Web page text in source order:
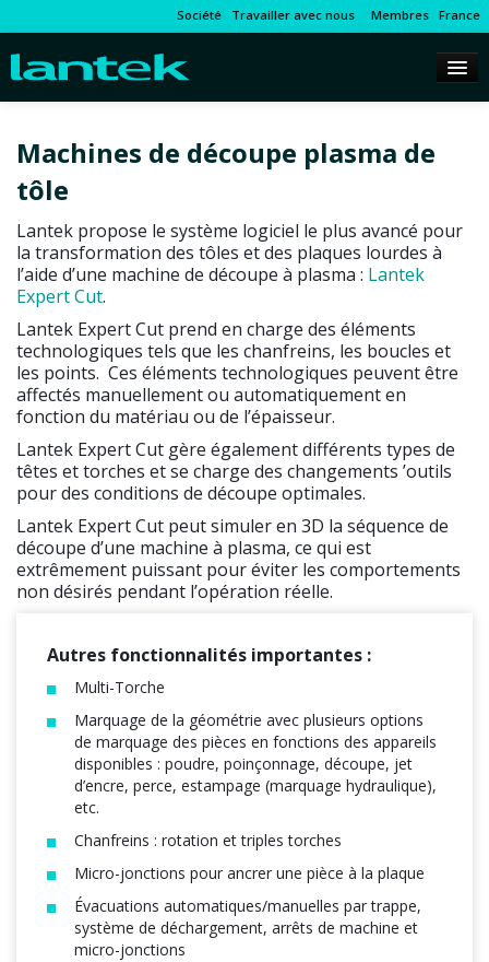
Société Travailler avec nous Membres France
Machines de découpe plasma de
tôle
Lantek propose le système logiciel le plus avancé pour
la transformation des tôles et des plaques lourdes à
l’aide d’une machine de découpe à plasma : Lantek
Expert Cut.
Lantek Expert Cut prend en charge des éléments
technologiques tels que les chanfreins, les boucles et
les points. Ces éléments technologiques peuvent être
affectés manuellement ou automatiquement en
fonction du matériau ou de l’épaisseur.
Lantek Expert Cut gère également différents types de
têtes et torches et se charge des changements ’outils
pour des conditions de découpe optimales.
Lantek Expert Cut peut simuler en 3D la séquence de
découpe d’une machine à plasma, ce qui est
extrêmement puissant pour éviter les comportements
non désirés pendant l’opération réelle.
Autres fonctionnalités importantes :
Multi-Torche
Marquage de la géométrie avec plusieurs options
de marquage des pièces en fonctions des appareils
disponibles : poudre, poinçonnage, découpe, jet
d’encre, perce, estampage (marquage hydraulique),
etc.
Chanfreins : rotation et triples torches
Micro-jonctions pour ancrer une pièce à la plaque
Évacuations automatiques/manuelles par trappe,
système de déchargement, arrêts de machine et
micro-jonctions